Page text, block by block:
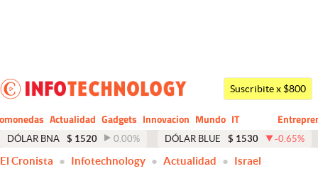
Dólar
Economía y Política
Finanzas y Mercados
Suscribite x $800
Actualidad Gadgets Innovacion Mundo
CIO
IT
Business
DÓLAR BNA $ 1520 0.00% DÓLAR BLUE $ 1530 -0.65%
El Cronista Infotechnology Actualidad Israel